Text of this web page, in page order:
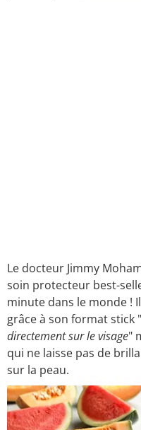
Le docteur Jimmy
soin protecteur best-
minute dans le monde !
grâce à son format stick "
directement sur le visage"
qui ne laisse pas de
sur la peau.